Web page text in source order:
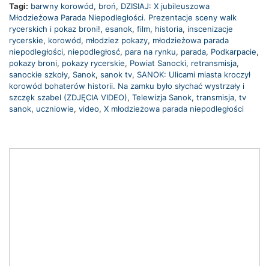
Tagi: barwny korowód, broń, DZISIAJ: X jubileuszowa
Młodzieżowa Parada Niepodległości. Prezentacje sceny walk
rycerskich i pokaz broni!, esanok, film, historia, inscenizacje
rycerskie, korowód, młodziez pokazy, młodzieżowa parada
niepodległości, niepodległosć, para na rynku, parada, Podkarpacie,
pokazy broni, pokazy rycerskie, Powiat Sanocki, retransmisja,
sanockie szkoły, Sanok, sanok tv, SANOK: Ulicami miasta kroczył
korowód bohaterów historii. Na zamku było słychać wystrzały i
szczęk szabel (ZDJĘCIA VIDEO), Telewizja Sanok, transmisja, tv
sanok, uczniowie, video, X młodzieżowa parada niepodległości